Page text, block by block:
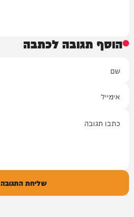
הוסף תגובה לכתבה
שליחת התגובה